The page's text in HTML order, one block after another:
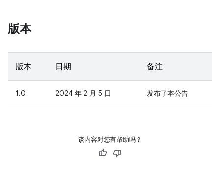
版本
版本 日期 备注
1.0 2024 年 2 月 5 日 发布了本公告
该内容对您有帮助吗？